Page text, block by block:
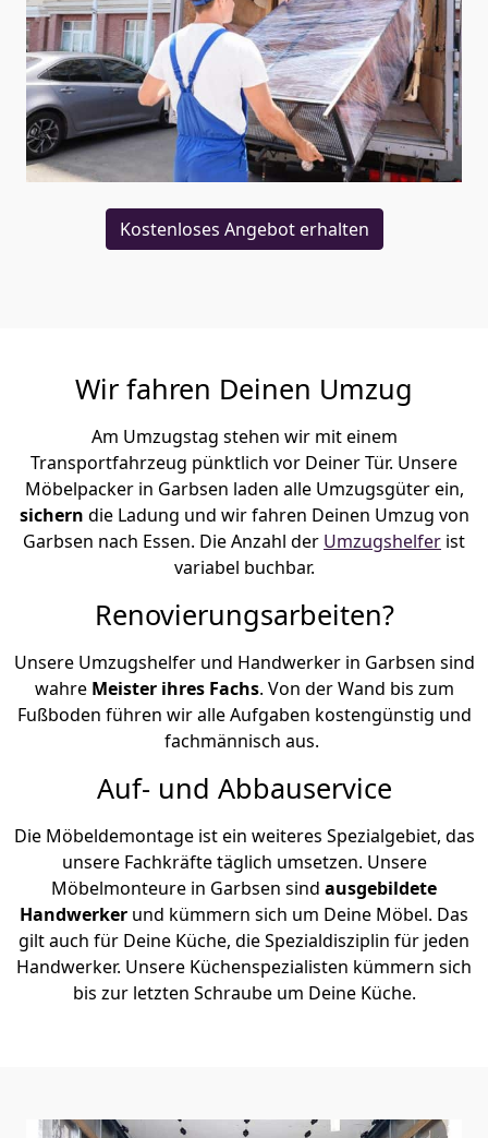
Kostenloses Angebot erhalten
Wir fahren Deinen Umzug
Am Umzugstag stehen wir mit einem
Transportfahrzeug pünktlich vor Deiner Tür. Unsere
Möbelpacker in Garbsen laden alle Umzugsgüter ein,
sichern die Ladung und wir fahren Deinen Umzug von
Garbsen nach Essen. Die Anzahl der Umzugshelfer ist
variabel buchbar.
Renovierungsarbeiten?
Unsere Umzugshelfer und Handwerker in Garbsen sind
wahre Meister ihres Fachs. Von der Wand bis zum
Fußboden führen wir alle Aufgaben kostengünstig und
fachmännisch aus.
Auf- und Abbauservice
Die Möbeldemontage ist ein weiteres Spezialgebiet, das
unsere Fachkräfte täglich umsetzen. Unsere
Möbelmonteure in Garbsen sind ausgebildete
Handwerker und kümmern sich um Deine Möbel. Das
gilt auch für Deine Küche, die Spezialdisziplin für jeden
Handwerker. Unsere Küchenspezialisten kümmern sich
bis zur letzten Schraube um Deine Küche.